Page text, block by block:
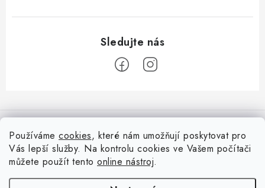
Používáme cookies, které nám umožňují poskytovat pro
Vás lepší služby. Na kontrolu cookies ve Vašem počítači
můžete použít tento online nástroj.
á
Doprava
Nepřehlédněte
Blog s nápady a návody